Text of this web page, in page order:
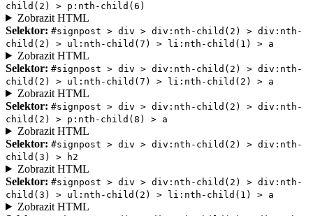
child(2) > p:nth-child(6)
Zobrazit HTML
Selektor: #signpost > div > div:nth-child(2) > div:nth-
child(2) > ul:nth-child(7) > li:nth-child(1) > a
Zobrazit HTML
Selektor: #signpost > div > div:nth-child(2) > div:nth-
child(2) > ul:nth-child(7) > li:nth-child(2) > a
Zobrazit HTML
Selektor: #signpost > div > div:nth-child(2) > div:nth-
child(2) > p:nth-child(8) > a
Zobrazit HTML
Selektor: #signpost > div > div:nth-child(2) > div:nth-
child(3) > h2
Zobrazit HTML
Selektor: #signpost > div > div:nth-child(2) > div:nth-
child(3) > ul:nth-child(2) > li:nth-child(1) > a
Zobrazit HTML